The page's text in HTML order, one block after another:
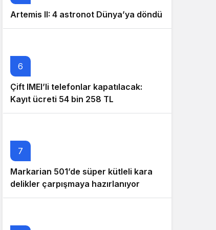
Artemis II: 4 astronot Dünya’ya döndü
6
Çift IMEI’li telefonlar kapatılacak:
Kayıt ücreti 54 bin 258 TL
7
Markarian 501’de süper kütleli kara
delikler çarpışmaya hazırlanıyor